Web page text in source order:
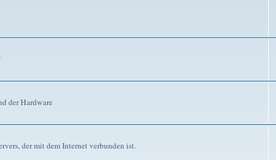
der Hardware
der mit dem Internet verbunden ist.